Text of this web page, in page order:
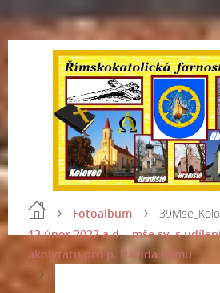
Fotoalbum
13.únor 2022 a.d. , mše sv. s
akolytátu pro p. Davida Klímu